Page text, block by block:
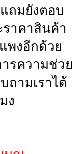
ถมยังตอบ
าคาสินค้า
พงอีกด้วย
รความช่วย
ถามเราได้
ง